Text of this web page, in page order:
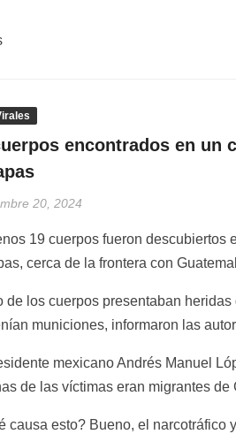
encontrados en un
20, 2024
19 cuerpos fueron descubiertos
cerca de la frontera con
de los cuerpos presentaban
municiones, informaron las
mexicano Andrés Manuel
de las víctimas eran migrantes de
causa esto? Bueno, el narcotráfico